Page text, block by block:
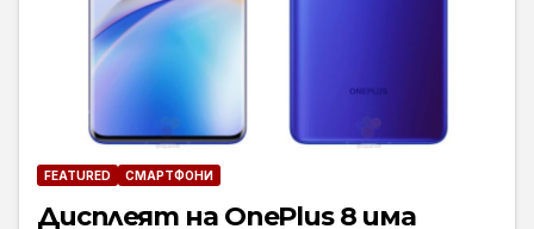
FEATURED СМАРТФОНИ
Дисплеят на OnePlus 8 има